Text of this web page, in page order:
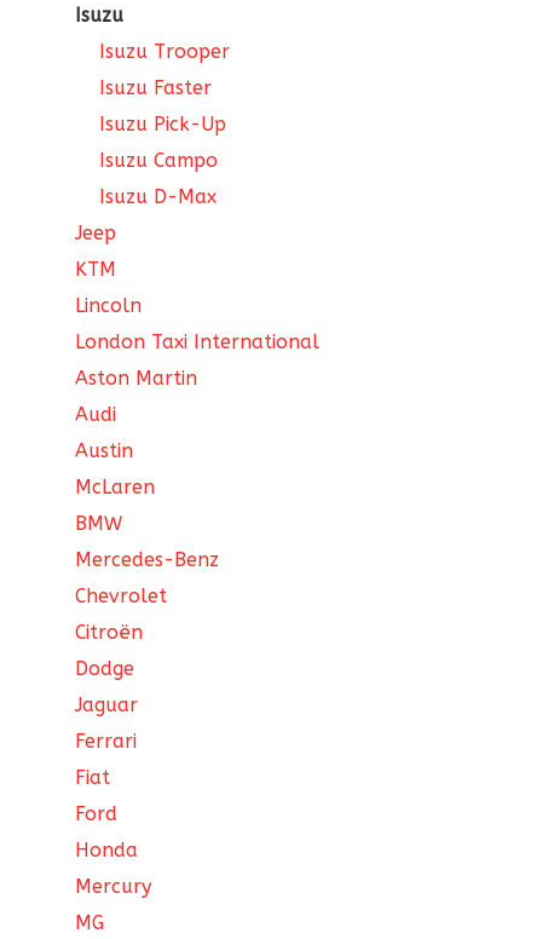
Isuzu
Isuzu Trooper
Isuzu Faster
Isuzu Pick-Up
Isuzu Campo
Isuzu D-Max
Jeep
KTM
Lincoln
London Taxi International
Aston Martin
Audi
Austin
McLaren
BMW
Mercedes-Benz
Chevrolet
Citroën
Dodge
Jaguar
Ferrari
Fiat
Ford
Honda
Mercury
MG